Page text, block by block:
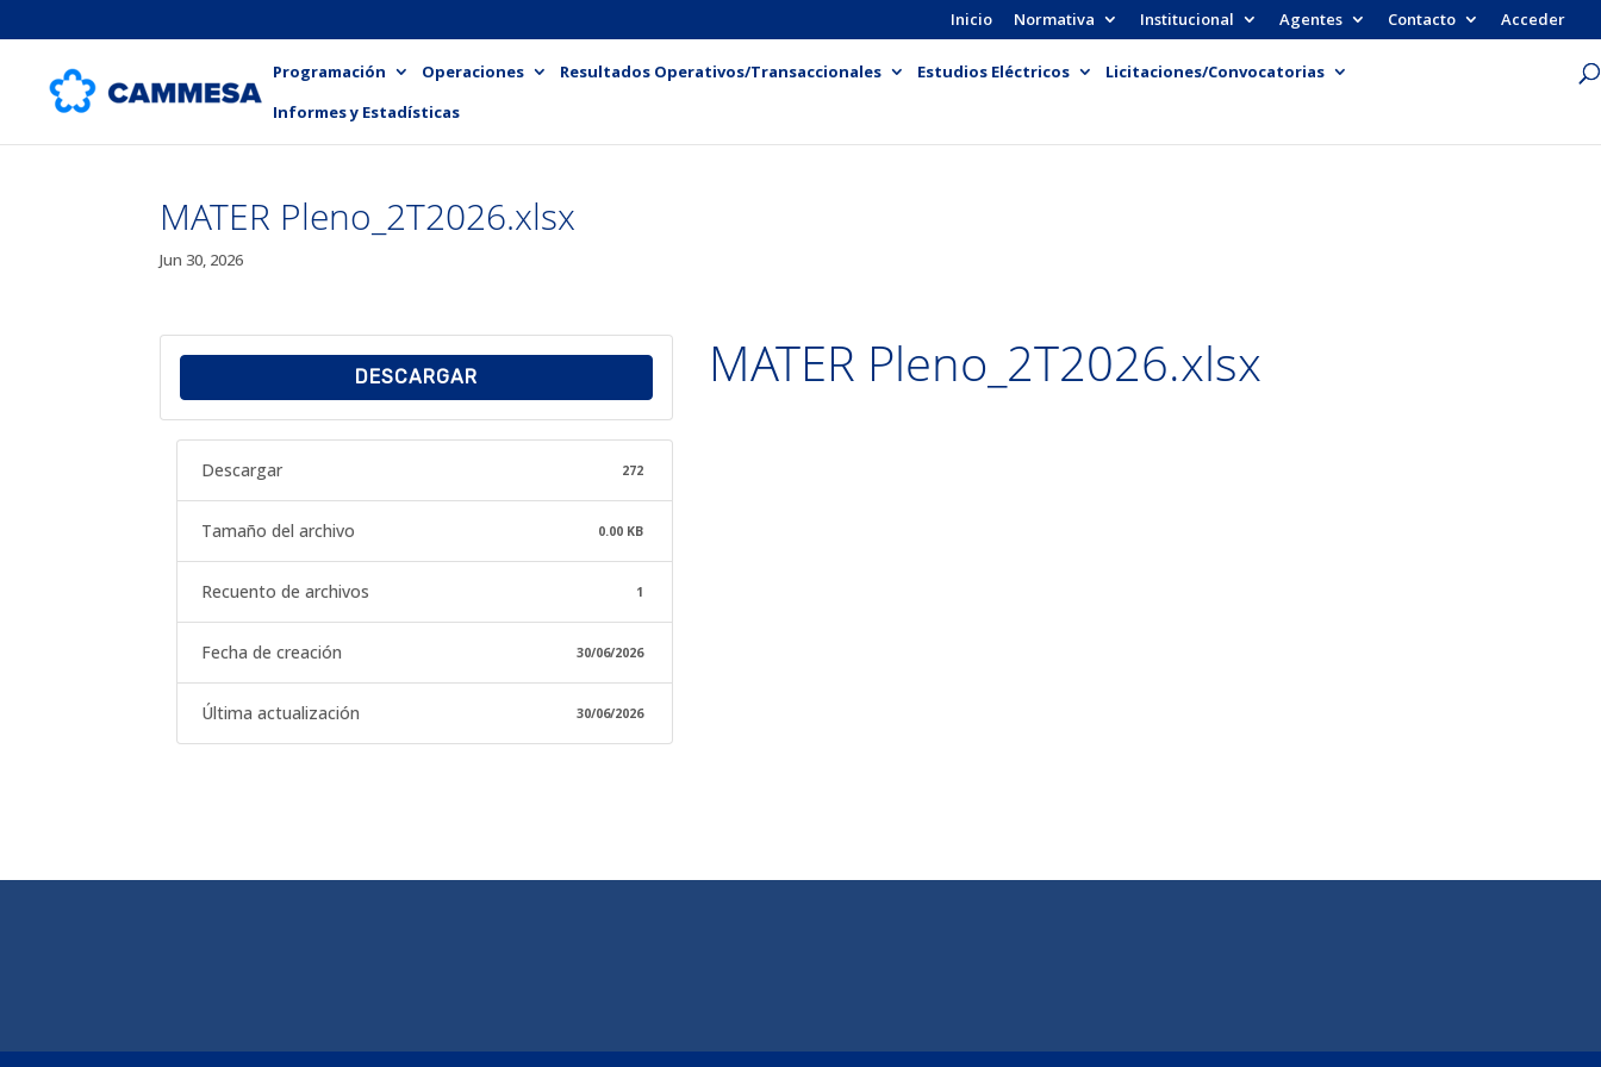
Inicio Normativa Institucional Agentes Contacto Acceder
Programación Operaciones Resultados Operativos/Transaccionales Estudios Eléctricos
Licitaciones/Convocatorias
Informes y Estadísticas
MATER Pleno_2T2026.xlsx
Jun 30, 2026
DESCARGAR
Descargar 272
Tamaño del archivo 0.00 KB
Recuento de archivos 1
Fecha de creación 30/06/2026
Última actualización 30/06/2026
MATER Pleno_2T2026.xlsx